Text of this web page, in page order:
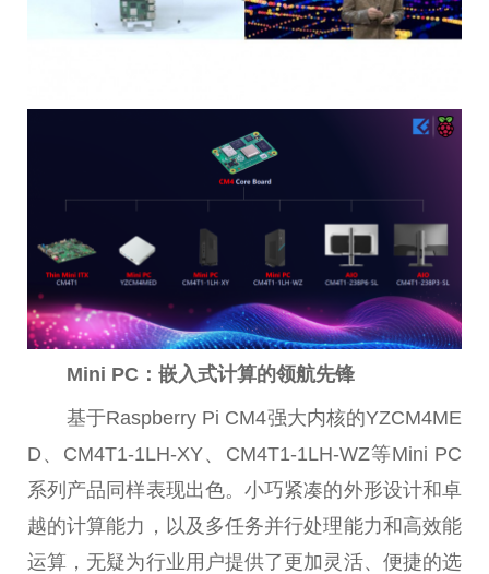
Mini PC：嵌入式计算的领航先锋
基于Raspberry Pi CM4强大内核的YZCM4ME
D、CM4T1-1LH-XY、CM4T1-1LH-WZ等Mini PC
系列产品同样表现出色。小巧紧凑的外形设计和卓
越的计算能力，以及多任务并行处理能力和高效能
运算，无疑为行业用户提供了更加灵活、便捷的选